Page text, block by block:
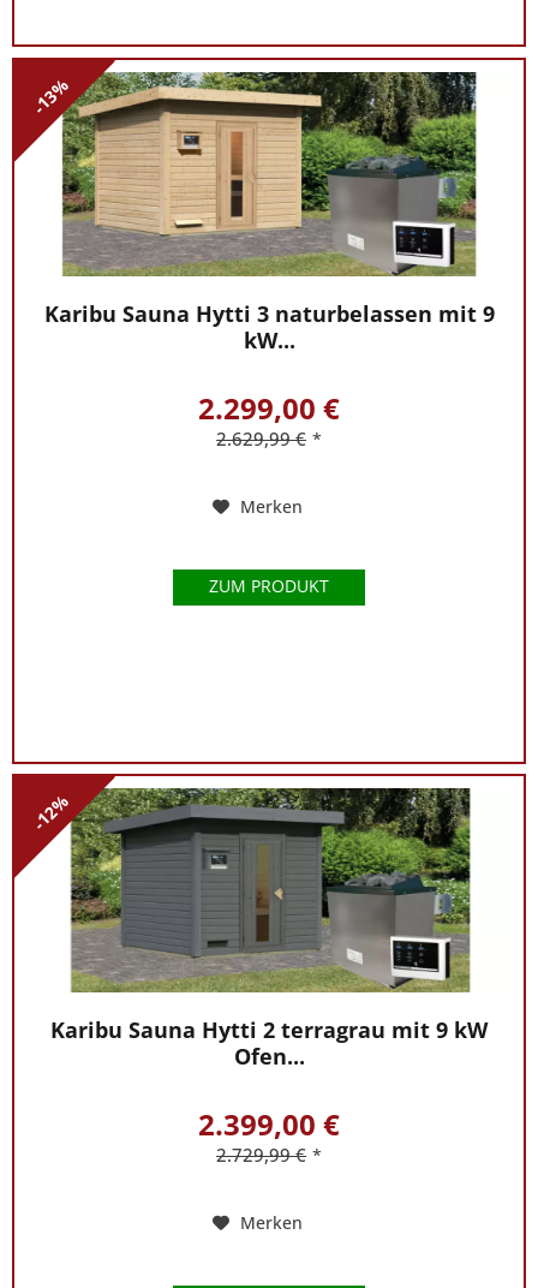
-13%
Karibu Sauna Hytti 3 naturbelassen mit 9
kW...
2.299,00 €
2.629,99 € *
Merken
ZUM PRODUKT
-12%
Karibu Sauna Hytti 2 terragrau mit 9 kW
Ofen...
2.399,00 €
2.729,99 € *
Merken